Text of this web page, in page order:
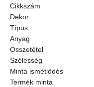
Cikkszám
Dekor
Típus
Anyag
Összetétel
Szélesség
Minta ismétlődés
Termék minta